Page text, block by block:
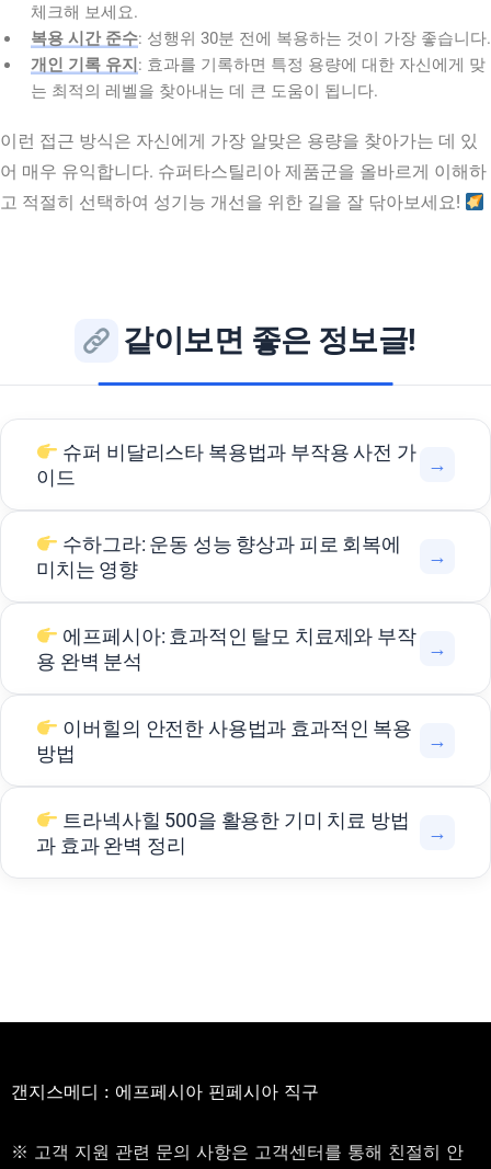
체크해 보세요.
복용 시간 준수: 성행위 30분 전에 복용하는 것이 가장 좋습니다.
개인 기록 유지 : 효과를 기록하면 특정 용량에 대한 자신에게 맞
는 최적의 레벨을 찾아내는 데 큰 도움이 됩니다.
이런 접근 방식은 자신에게 가장 알맞은 용량을 찾아가는 데 있
어 매우 유익합니다. 슈퍼타스틸리아 제품군을 올바르게 이해하
고 적절히 선택하여 성기능 개선을 위한 길을 잘 닦아보세요!
같이보면 좋은 정보글!
슈퍼 비달리스타 복용법과 부작용 사전 가
이드
→
수하그라: 운동 성능 향상과 피로 회복에
미치는 영향
→
에프페시아: 효과적인 탈모 치료제와 부작
용 완벽 분석
→
이버힐의 안전한 사용법과 효과적인 복용
방법
→
트라넥사힐 500을 활용한 기미 치료 방법
과 효과 완벽 정리
→
갠지스메디 : 에프페시아 핀페시아 직구
※ 고객 지원 관련 문의 사항은 고객센터를 통해 친절히 안